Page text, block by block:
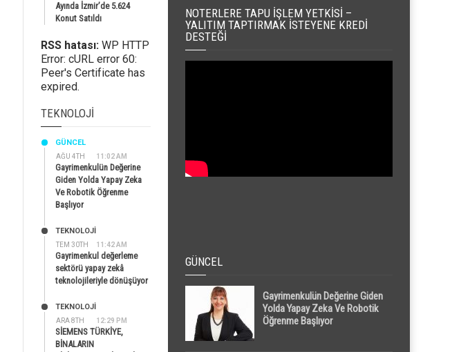
Ayında İzmir’de 5.624
Konut Satıldı
RSS hatası: WP HTTP
Error: cURL error 60:
Peer's Certificate has
expired.
TEKNOLOJI
AĞU 4TH 11:02 AM
GÜNCEL
Gayrimenkulün Değerine
Giden Yolda Yapay Zeka
Ve Robotik Öğrenme
Başlıyor
TEM 30TH 11:42 AM
TEKNOLOJİ
Gayrimenkul değerleme
sektörü yapay zekâ
teknolojileriyle dönüşüyor
ARA 8TH 12:29 PM
TEKNOLOJİ
SİEMENS TÜRKİYE,
BİNALARIN
NOTERLERE TAPU İŞLEM YETKISI –
YALITIM TAPTIRMAK İSTEYENE KREDI
DESTEĞI
GÜNCEL
Gayrimenkulün Değerine Giden
Yolda Yapay Zeka Ve Robotik
Öğrenme Başlıyor